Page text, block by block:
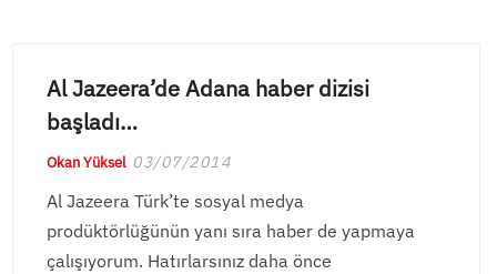
Al Jazeera’de Adana haber dizisi
başladı…
Okan Yüksel 03/07/2014
Al Jazeera Türk’te sosyal medya
prodüktörlüğünün yanı sıra haber de yapmaya
çalışıyorum. Hatırlarsınız daha önce